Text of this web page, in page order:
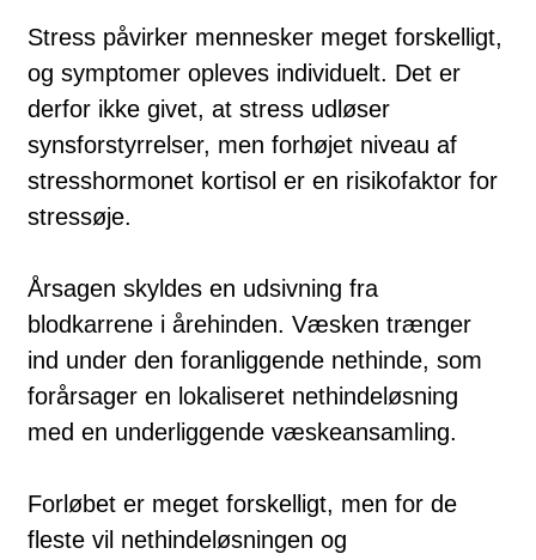
Stress påvirker mennesker meget forskelligt,
og symptomer opleves individuelt. Det er
derfor ikke givet, at stress udløser
synsforstyrrelser, men forhøjet niveau af
stresshormonet kortisol er en risikofaktor for
stressøje.
Årsagen skyldes en udsivning fra
blodkarrene i årehinden. Væsken trænger
ind under den foranliggende nethinde, som
forårsager en lokaliseret nethindeløsning
med en underliggende væskeansamling.
Forløbet er meget forskelligt, men for de
fleste vil nethindeløsningen og